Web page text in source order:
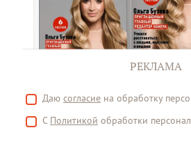
РЕКЛАМА
Даю согласие на обработку
С Политикой обработки